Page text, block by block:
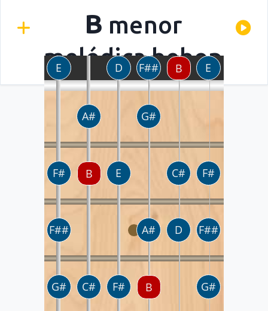
B menor
melódica bebop